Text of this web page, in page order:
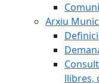
Arxiu
llibres,